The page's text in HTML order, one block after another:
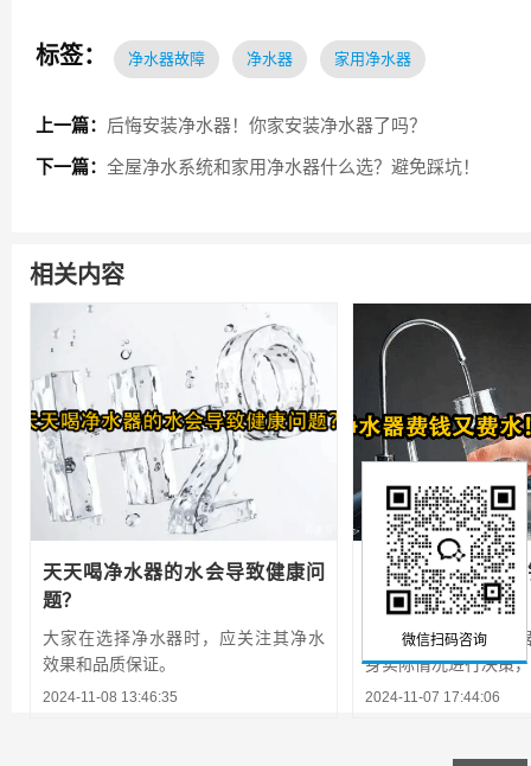
标签： 净水器故障 净水器 家用净水器
上一篇： 后悔安装净水器！你家安装净水器了吗？
下一篇： 全屋净水系统和家用净水器什么选？避免踩坑！
相关内容
天天喝净水器的水会导致健康问
题？
大家在选择净水器时，应关注其净水
效果和品质保证。
2024-11-08 13:46:35
家里装的净水器
不是被坑了?
在选择是否安装净
身实际情况进行决策
2024-11-07 17:44:06
微信扫码咨询